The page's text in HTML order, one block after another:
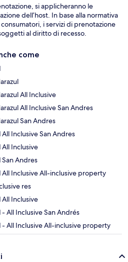
si applicheranno le
dell’host. In base alla normativa
i servizi di prenotazione
al diritto di recesso.
come
All Inclusive
All Inclusive San Andres
San Andres
Inclusive San Andres
Inclusive
Andres
All Inclusive All-inclusive property
res
Inclusive
All Inclusive San Andrés
- All Inclusive All-inclusive property